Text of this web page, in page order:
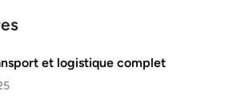
et logistique complet